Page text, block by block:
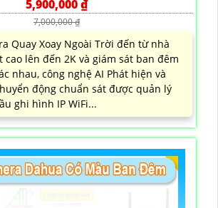
5,900,000 ₫
7,000,000 ₫
Quay Xoay Ngoài Trời đến từ nhà
cao lên đến 2K và giám sát ban đêm
nhau, công nghệ AI Phát hiện và
động chuẩn sát được quản lý
ghi hình IP WiFi...